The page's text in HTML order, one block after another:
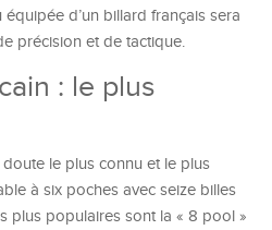
d’un billard français sera
précision et de tactique.
: le plus
le plus connu et le plus
à six poches avec seize billes
plus populaires sont la « 8 pool »